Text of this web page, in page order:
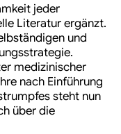
jeder
Literatur ergänzt.
und
medizinischer
nach Einführung
steht nun
über die